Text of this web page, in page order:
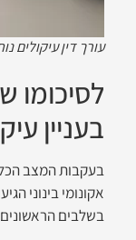
עורך דין עיקולים
לסיכומו
בעניין
בעקבות המצב
אקונומי בינוני
בשלבים